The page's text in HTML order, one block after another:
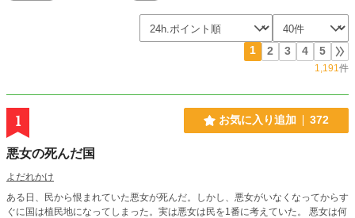
1 2 3 4 5
1,191件
1 お気に入り追加 372
悪女の死んだ国
よだれかけ
ある日、民から恨まれていた悪女が死んだ。しかし、悪女がいなくなってからす
ぐに国は植民地になってしまった。実は悪女は民を1番に考えていた。 悪女は何